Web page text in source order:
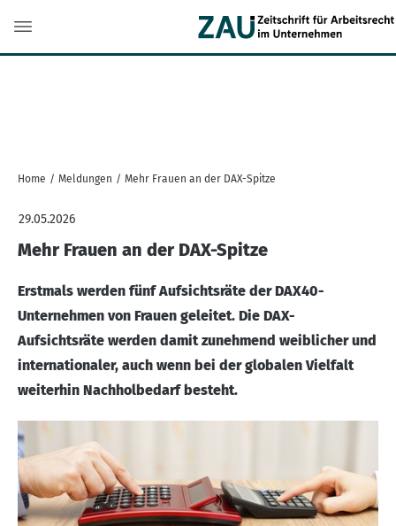
Home / Meldungen / Mehr Frauen an der DAX-Spitze
29.05.2026
Mehr Frauen an der DAX-Spitze
Erstmals werden fünf Aufsichtsräte der DAX40-
Unternehmen von Frauen geleitet. Die DAX-
Aufsichtsräte werden damit zunehmend weiblicher und
internationaler, auch wenn bei der globalen Vielfalt
weiterhin Nachholbedarf besteht.